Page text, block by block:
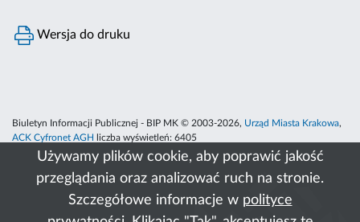
Używamy plików cookie, aby poprawić jakość
przeglądania oraz analizować ruch na stronie.
Szczegółowe informacje w polityce
Wersja do druku
Biuletyn Informacji Publicznej - BIP MK © 2003-2026, Urząd Miasta Krakowa,
ACK Cyfronet AGH
liczba wyświetleń: 6405